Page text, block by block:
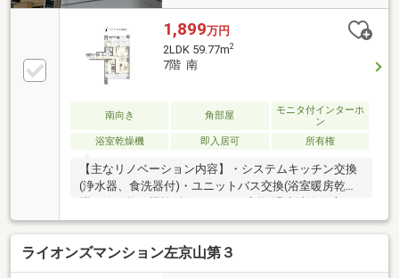
1,899万円
2LDK 59.77m2
7階 南
南向き 角部屋
モニタ付インターホ
ン
浴室乾燥機
即入居可 所有権
【主なリノベーション内容】・システムキッチン交換
(浄水器、食洗器付)・ユニットバス交換(浴室暖房乾燥
機、追い炊き機能付) ・トイレ交換(温水洗浄便座
付)・洗面化粧台交換(シャワーノズル付) ・建具交
換・クロス、フローリング貼替 ・クッションフロア
貼替・シューズボックス交換 ・給湯器交換 ・分電
盤交換・ハウスクリーニング 他～空家につき即日の
ライオンズマンション左京山第３